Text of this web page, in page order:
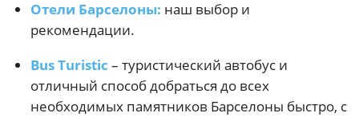
Отели Барселоны: наш выбор и
рекомендации.
Bus Turistic – туристический автобус и
отличный способ добраться до всех
необходимых памятников Барселоны быстро, с